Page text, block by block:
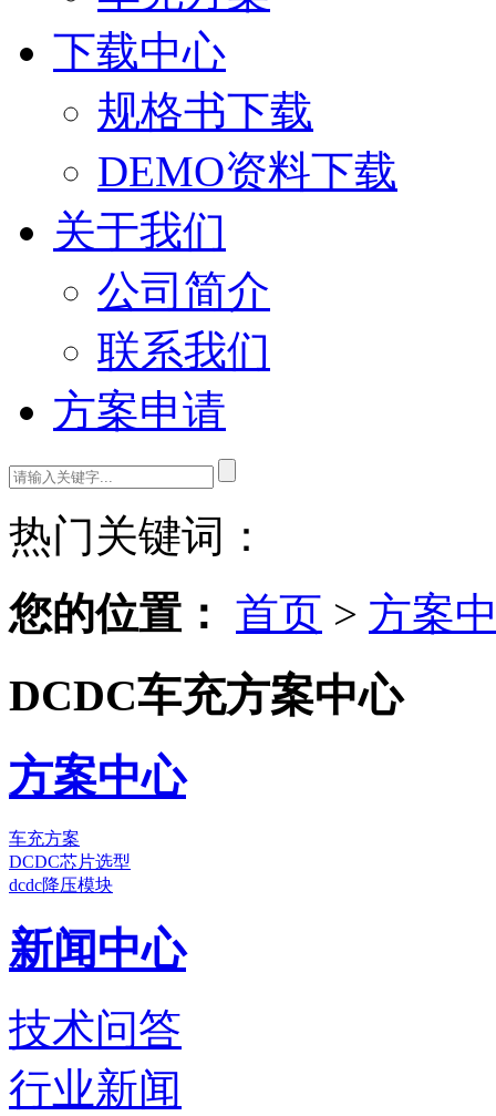
下载中心
规格书下载
DEMO资料下载
关于我们
公司简介
联系我们
方案申请
热门关键词：
您的位置： 首页 > 方案
DCDC车充方案中心
方案中心
车充方案
DCDC芯片选型
dcdc降压模块
新闻中心
技术问答
行业新闻